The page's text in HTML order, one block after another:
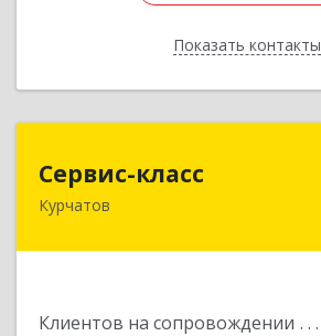
Показать контакты
Назад
Сервис-класс
Курчатов
Клиентов на сопровождении